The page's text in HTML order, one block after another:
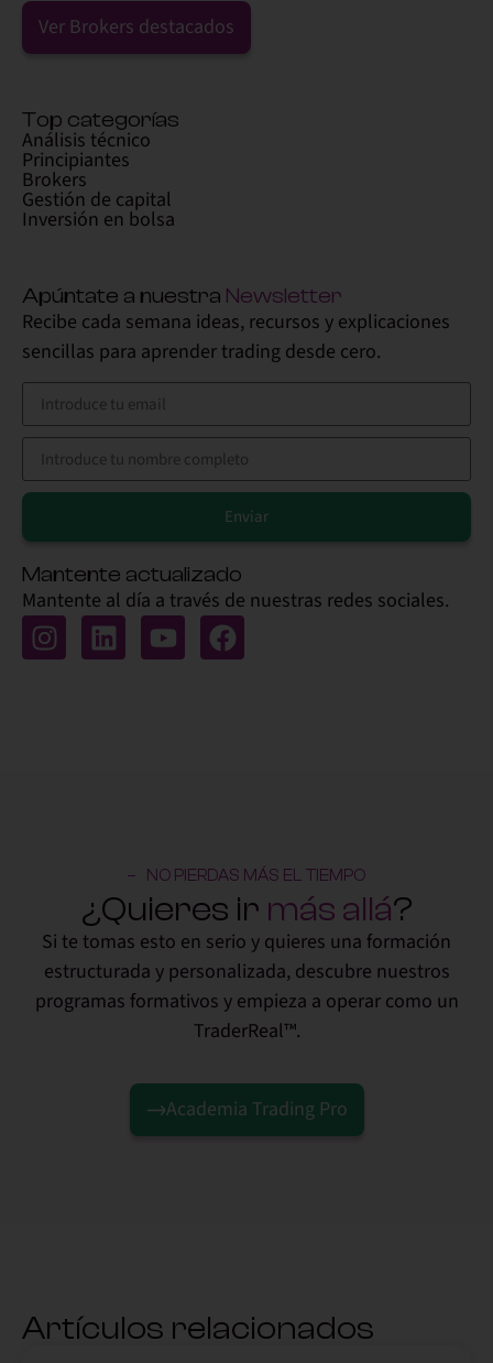
Ver Brokers destacados
Top categorías
Análisis técnico
Principiantes
Brokers
Gestión de capital
Inversión en bolsa
Apúntate a nuestra Newsletter
Recibe cada semana ideas, recursos y explicaciones
sencillas para aprender trading desde cero.
Enviar
Mantente actualizado
Mantente al día a través de nuestras redes sociales.
NO PIERDAS MÁS EL TIEMPO
¿Quieres ir más allá?
Si te tomas esto en serio y quieres una formación
estructurada y personalizada, descubre nuestros
programas formativos y empieza a operar como un
TraderReal™.
Academia Trading Pro
Artículos relacionados